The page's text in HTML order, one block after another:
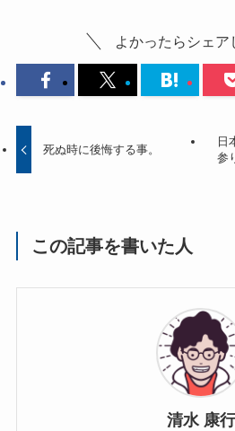
よかったらシェア
死ぬ時に後悔する事。
日
参
この記事を書いた人
清水 康行